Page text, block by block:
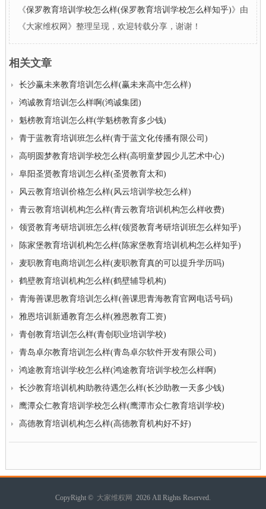
《保罗教育培训学校怎么样(保罗教育培训学校怎么样知乎)》由
《大家维权网》整理呈现，欢迎转载分享，谢谢！
相关文章
长沙赢未来教育培训怎么样(赢未来高中怎么样)
鸿诚教育培训怎么样啊(鸿诚集团)
魁榜教育培训怎么样(学魁榜教育多少钱)
青于蓝教育培训班怎么样(青于蓝文化传播有限公司)
高明圆梦教育培训学校怎么样(高明童梦园少儿艺术中心)
阜阳圣贤教育培训怎么样(圣贤教育太和)
风云教育培训价格怎么样(风云培训学校怎么样)
青云教育培训机构怎么样(青云教育培训机构怎么样收费)
领贤教育考研培训班怎么样(领贤教育考研培训班怎么样知乎)
陈家堡教育培训机构怎么样(陈家堡教育培训机构怎么样知乎)
麦职教育电商培训怎么样(麦职教育真的可以提升学历吗)
鹤壁教育培训机构怎么样(鹤壁辅导机构)
青海善课思教育培训怎么样(善课思青海教育官网电话号码)
雅恩培训新通教育怎么样(雅恩教育工资)
青创教育培训怎么样(青创职业培训学校)
青岛卓尔教育培训怎么样(青岛卓尔软件开发有限公司)
鸿途教育培训学校怎么样(鸿途教育培训学校怎么样啊)
长沙教育培训机构助教待遇怎么样(长沙助教一天多少钱)
鹰潭众仁教育培训学校怎么样(鹰潭市众仁教育培训学校)
高德教育培训机构怎么样(高德教育机构好不好)
CopyRight © 大家维权网 2026 All Rights Reserved.